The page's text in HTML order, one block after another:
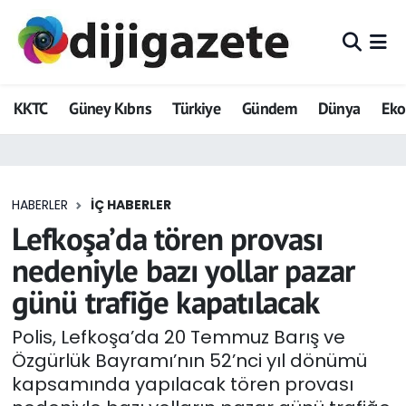
KKTC Güney Kıbrıs Türkiye Gündem Dünya
HABERLER İÇ HABERLER
Lefkoşa’da tören provası
nedeniyle bazı yollar pazar
günü trafiğe kapatılacak
Polis, Lefkoşa’da 20 Temmuz Barış ve
Özgürlük Bayramı’nın 52’nci yıl dönümü
kapsamında yapılacak tören provası
ADVERTORIAL
Dijigazete
Eğitim
Ekonomi
Foto Galeri
GEZİ
Güncel
Hava Durumu
Trafik Durumu
Tüm Manşetler
Son Dakika Haberleri
Haber Arşivi